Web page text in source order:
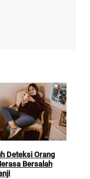
Deteksi Orang
Bersalah